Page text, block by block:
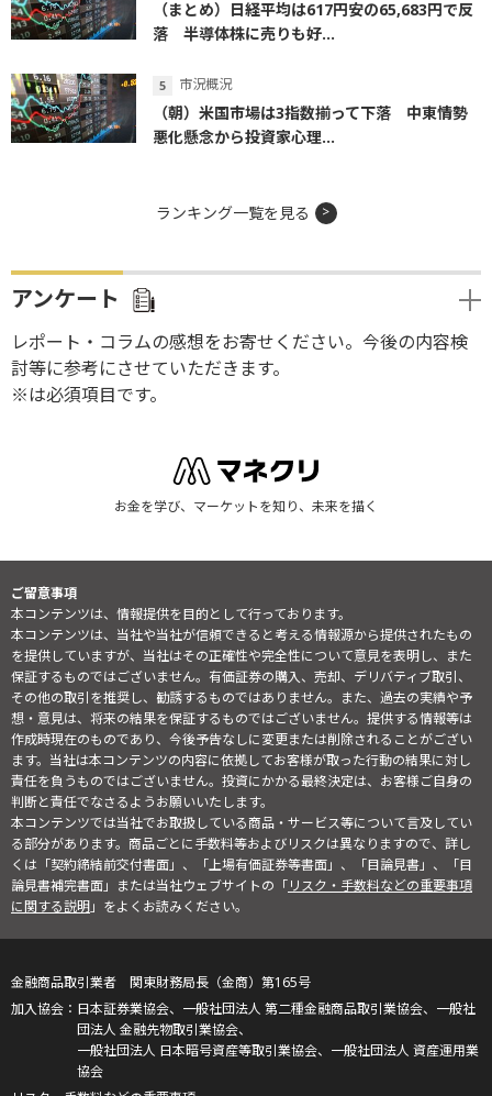
（まとめ）日経平均は617円安の65,683円で反
落 半導体株に売りも好...
市況概況
（朝）米国市場は3指数揃って下落 中東情勢
悪化懸念から投資家心理...
ランキング一覧を見る
アンケート
レポート・コラムの感想をお寄せください。今後の内容検
討等に参考にさせていただきます。
※は必須項目です。
お金を学び、マーケットを知り、未来を描く
ご留意事項
本コンテンツは、情報提供を目的として行っております。
本コンテンツは、当社や当社が信頼できると考える情報源から提供されたもの
を提供していますが、当社はその正確性や完全性について意見を表明し、また
保証するものではございません。有価証券の購入、売却、デリバティブ取引、
その他の取引を推奨し、勧誘するものではありません。また、過去の実績や予
想・意見は、将来の結果を保証するものではございません。提供する情報等は
作成時現在のものであり、今後予告なしに変更または削除されることがござい
ます。当社は本コンテンツの内容に依拠してお客様が取った行動の結果に対し
責任を負うものではございません。投資にかかる最終決定は、お客様ご自身の
判断と責任でなさるようお願いいたします。
本コンテンツでは当社でお取扱している商品・サービス等について言及してい
る部分があります。商品ごとに手数料等およびリスクは異なりますので、詳し
くは「契約締結前交付書面」、「上場有価証券等書面」、「目論見書」、「目
論見書補完書面」または当社ウェブサイトの「リスク・手数料などの重要事項
に関する説明」をよくお読みください。
金融商品取引業者 関東財務局長（金商）第165号
日本証券業協会、一般社団法人 第二種金融商品取引業協会、一般社
団法人 金融先物取引業協会、
一般社団法人 日本暗号資産等取引業協会、一般社団法人 資産運用業
協会